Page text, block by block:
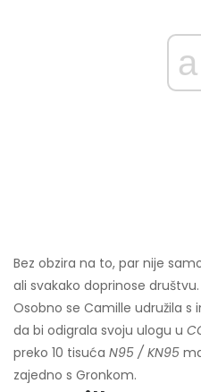
Bez obzira na to, par nije
ali svakako doprinose društvu.
Osobno se Camille udružila s
da bi odigrala svoju ulogu u
preko 10 tisuća N95 / KN95
zajedno s Gronkom.